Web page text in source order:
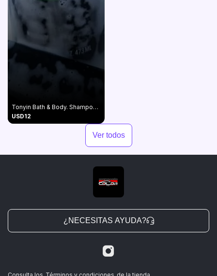
Tonyin Bath & Body. Shampoo 1:1800 Concentrado
USD12
Ver todos
¿NECESITAS AYUDA?